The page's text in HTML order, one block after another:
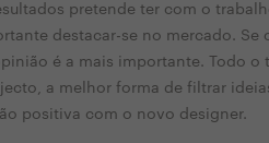
pretende ter com o
destacar-se no mercado. Se
é a mais importante. Todo o
a melhor forma de filtrar
positiva com o novo designer.